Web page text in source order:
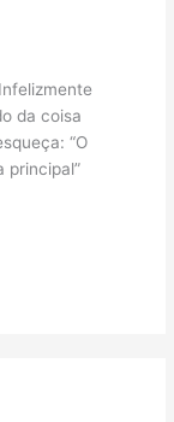
da coisa
“O
principal”